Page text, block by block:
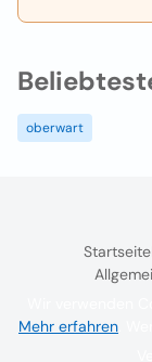
oberwart
Startseite
Wir verwenden
Mehr erfahren